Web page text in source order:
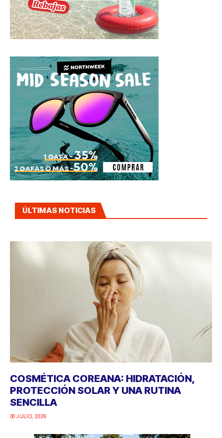
ÚLTIMAS NOTICIAS
COSMÉTICA COREANA: HIDRATACIÓN,
PROTECCIÓN SOLAR Y UNA RUTINA
SENCILLA
30 JULIO, 2026